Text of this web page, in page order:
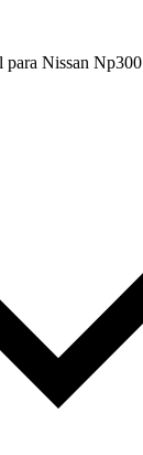
para Nissan Np300